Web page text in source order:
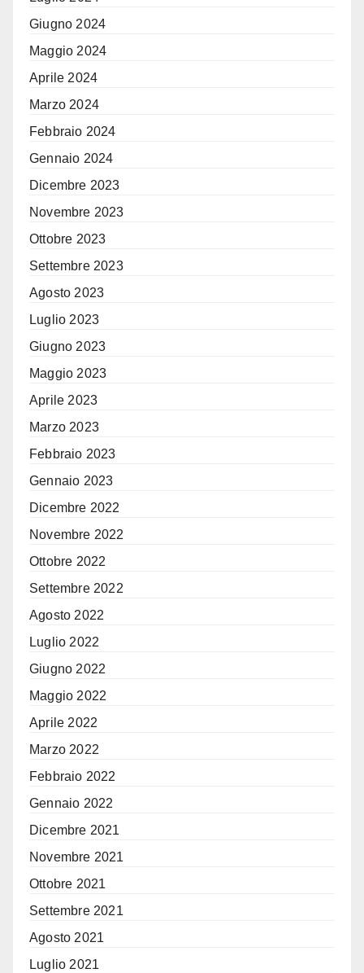
Giugno 2024
Maggio 2024
Aprile 2024
Marzo 2024
Febbraio 2024
Gennaio 2024
Dicembre 2023
Novembre 2023
Ottobre 2023
Settembre 2023
Agosto 2023
Luglio 2023
Giugno 2023
Maggio 2023
Aprile 2023
Marzo 2023
Febbraio 2023
Gennaio 2023
Dicembre 2022
Novembre 2022
Ottobre 2022
Settembre 2022
Agosto 2022
Luglio 2022
Giugno 2022
Maggio 2022
Aprile 2022
Marzo 2022
Febbraio 2022
Gennaio 2022
Dicembre 2021
Novembre 2021
Ottobre 2021
Settembre 2021
Agosto 2021
Luglio 2021